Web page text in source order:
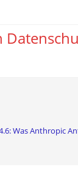
Was Anthropic